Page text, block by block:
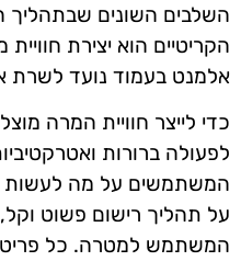
השלבים השונים
הקריטיים הוא יצירת
אלמנט בעמוד נועד לשרת
כדי לייצר חוויית המרה
לפעולה ברורות
המשתמשים על מה לעשות
על תהליך רישום פשוט וקל,
המשתמש למטרה. כל